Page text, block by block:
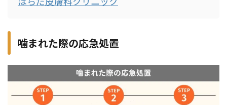
噛まれた際の応急処置